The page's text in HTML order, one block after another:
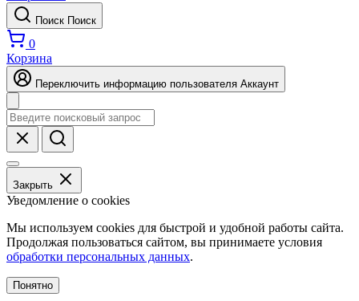
Поиск Поиск
0
Корзина
Переключить информацию пользователя Аккаунт
Закрыть
Уведомление о cookies
Мы используем cookies для быстрой и удобной работы сайта.
Продолжая пользоваться сайтом, вы принимаете условия
обработки персональных данных.
Понятно